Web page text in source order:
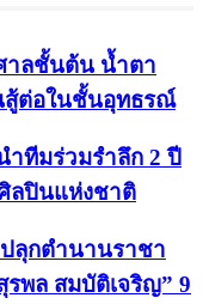
าลชั้นต้น น้ำตา
สู้ต่อในชั้นอุทธรณ์
ำทีมร่วมรำลึก 2 ปี
ลปินแห่งชาติ
ลุกตำนานราชา
รพล สมบัติเจริญ” 9